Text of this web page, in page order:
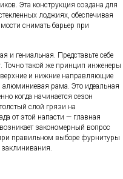
Эта конструкция создана для
лоджиях, обеспечивая
снимать барьер при
и гениальная. Представьте себе
Точно такой же принцип инженеры
и нижние направляющие
алюминиевая рама. Это идеальная
когда начинается сезон
слой грязи на
от этой напасти — главная
закономерный вопрос
правильном выборе фурнитуры